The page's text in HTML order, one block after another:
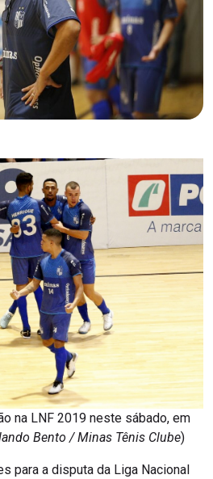
na LNF 2019 neste sábado, em
Bento / Minas Tênis Clube)
para a disputa da Liga Nacional